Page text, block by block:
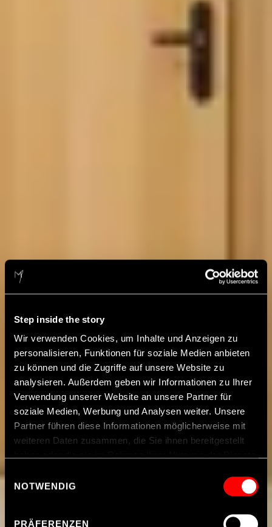
Step inside the story
Wir verwenden Cookies, um Inhalte und Anzeigen zu
personalisieren, Funktionen für soziale Medien anbieten
zu können und die Zugriffe auf unsere Website zu
analysieren. Außerdem geben wir Informationen zu Ihrer
Verwendung unserer Website an unsere Partner für
soziale Medien, Werbung und Analysen weiter. Unsere
Partner führen diese Informationen möglicherweise mit
weiteren Daten zusammen, die Sie ihnen bereitgestellt
: Indem Sie
Cookies auf unseren Webseiten zulassen, willigen Sie
Einwilligungsauswahl
NOTWENDIG
PRÄFERENZEN